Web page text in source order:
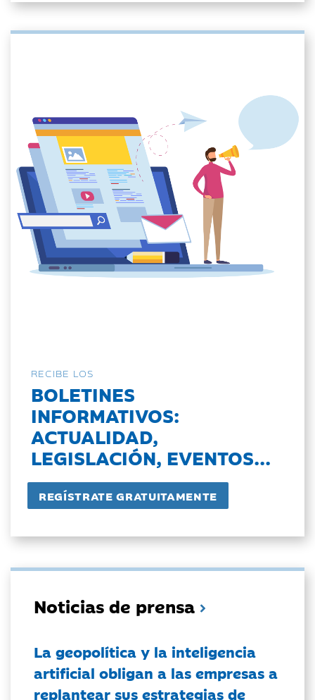
RECIBE LOS
BOLETINES
INFORMATIVOS:
ACTUALIDAD,
LEGISLACIÓN, EVENTOS...
Noticias de prensa
La geopolítica y la inteligencia
artificial obligan a las empresas a
replantear sus estrategias de